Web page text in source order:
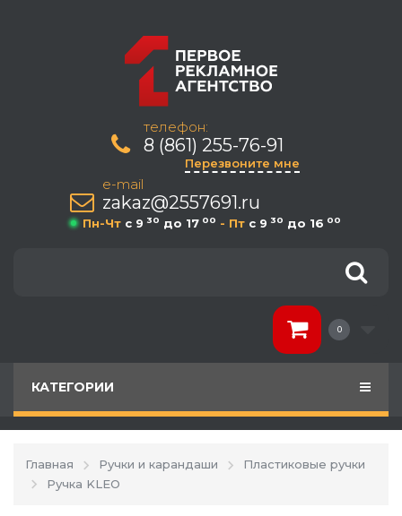
телефон:
8 (861) 255-76-91
Перезвоните мне
e-mail
zakaz@2557691.ru
Пн-Чт c 9 30 до 17 00 - Пт c 9 30 до 16 00
0
КАТЕГОРИИ
Главная Ручки и карандаши
Пластиковые ручки
Ручка KLEO